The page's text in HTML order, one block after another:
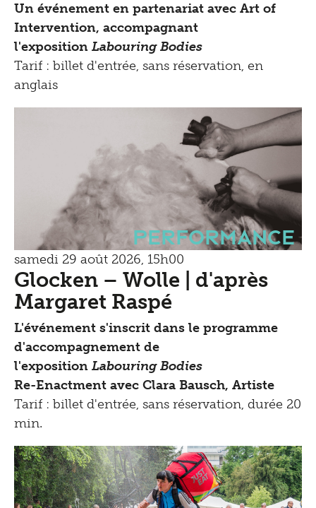
Un événement en partenariat avec Art of
Intervention, accompagnant
l'exposition Labouring Bodies
Tarif : billet d'entrée, sans réservation, en
anglais
Performance
samedi 29 août 2026, 15h00
Glocken – Wolle | d'après
Margaret Raspé
L'événement s'inscrit dans le programme
d'accompagnement de
l'exposition Labouring Bodies
Re-Enactment avec Clara Bausch, Artiste
Tarif : billet d'entrée, sans réservation, durée 20
min.